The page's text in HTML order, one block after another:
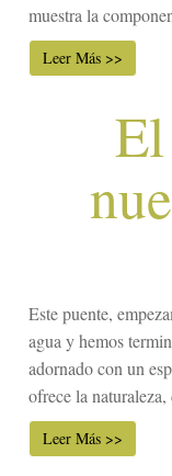
muestra la
Leer Más >>
Este puente,
agua y hemos
adornado con un
ofrece la
Leer Más >>